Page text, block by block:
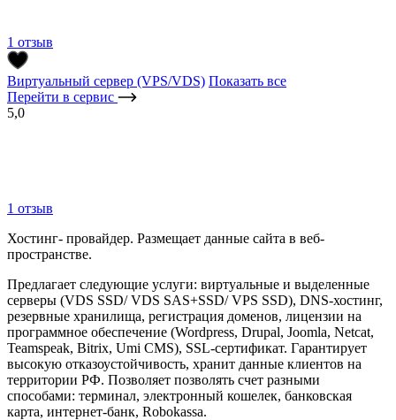
1 отзыв
Виртуальный сервер (VPS/VDS) Показать все
Перейти в сервис
5,0
1 отзыв
Хостинг- провайдер. Размещает данные сайта в веб-
пространстве.
Предлагает следующие услуги: виртуальные и выделенные
серверы (VDS SSD/ VDS SAS+SSD/ VPS SSD), DNS-хостинг,
резервные хранилища, регистрация доменов, лицензии на
программное обеспечение (Wordpress, Drupal, Joomla, Netcat,
Teamspeak, Bitrix, Umi CMS), SSL-сертификат. Гарантирует
высокую отказоустойчивость, хранит данные клиентов на
территории РФ. Позволяет позволять счет разными
способами: терминал, электронный кошелек, банковская
карта, интернет-банк, Robokassa.